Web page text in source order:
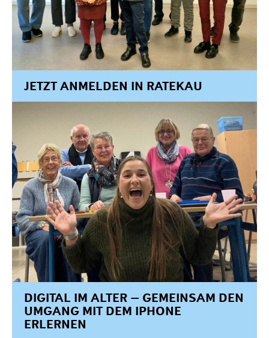
JETZT ANMELDEN IN RATEKAU
DIGITAL IM ALTER – GEMEINSAM DEN
UMGANG MIT DEM IPHONE
ERLERNEN